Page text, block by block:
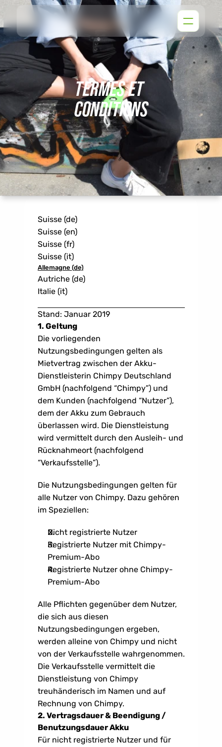
TERMES ET
CONDITIONS
Suisse (de)
Suisse (en)
Suisse (fr)
Suisse (it)
Allemagne (de)
Autriche (de)
Italie (it)
Stand: Januar 2019
1. Geltung
Die vorliegenden
Nutzungsbedingungen gelten als
Mietvertrag zwischen der Akku-
Dienstleisterin Chimpy Deutschland
GmbH (nachfolgend “Chimpy”) und
dem Kunden (nachfolgend “Nutzer”),
dem der Akku zum Gebrauch
überlassen wird. Die Dienstleistung
wird vermittelt durch den Ausleih- und
Rücknahmeort (nachfolgend
“Verkaufsstelle”).
Die Nutzungsbedingungen gelten für
alle Nutzer von Chimpy. Dazu gehören
im Speziellen:
Nicht registrierte Nutzer
Registrierte Nutzer mit Chimpy-
Premium-Abo
Registrierte Nutzer ohne Chimpy-
Premium-Abo
Alle Pflichten gegenüber dem Nutzer,
die sich aus diesen
Nutzungsbedingungen ergeben,
werden alleine von Chimpy und nicht
von der Verkaufsstelle wahrgenommen.
Die Verkaufsstelle vermittelt die
Dienstleistung von Chimpy
treuhänderisch im Namen und auf
Rechnung von Chimpy.
2. Vertragsdauer & Beendigung /
Benutzungsdauer Akku
Für nicht registrierte Nutzer und für